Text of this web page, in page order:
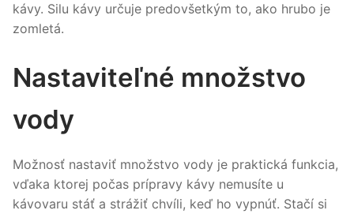
kávy. Silu kávy určuje predovšetkým to, ako hrubo je
zomletá.
Nastaviteľné množstvo
vody
Možnosť nastaviť množstvo vody je praktická funkcia,
vďaka ktorej počas prípravy kávy nemusíte u
kávovaru stáť a strážiť chvíli, keď ho vypnúť. Stačí si